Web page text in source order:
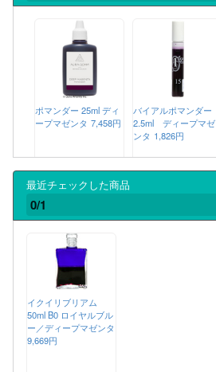
ポマンダー 25ml ディ
ープマゼンタ 7,458円
バイアルポマンダー
2.5ml ディープマゼ
ンタ 1,826円
最近チェックした商品
0/1
イクイリブリアム
50ml B0 ロイヤルブル
ー／ディープマゼンタ
9,669円